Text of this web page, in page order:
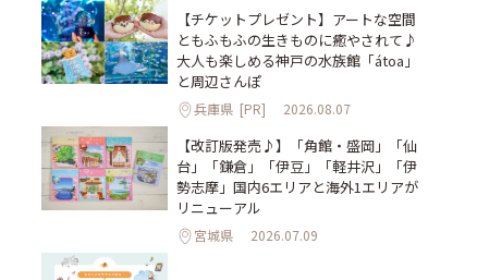
【チケットプレゼント】アートな空間
ともふもふの生きものに癒やされて♪
大人も楽しめる神戸の水族館「átoa」
と周辺さんぽ
兵庫県 [PR] 2026.08.07
【改訂版発売♪】「角館・盛岡」「仙
台」「鎌倉」「伊豆」「軽井沢」「伊
勢志摩」国内6エリアと海外1エリアが
リニューアル
宮城県 2026.07.09